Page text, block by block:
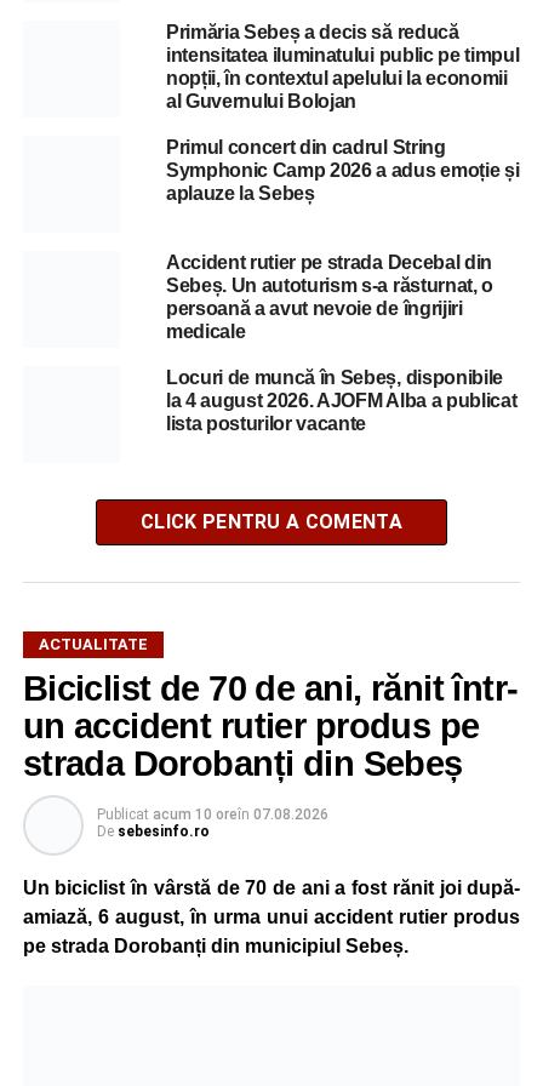
Primăria Sebeș a decis să reducă
intensitatea iluminatului public pe timpul
nopții, în contextul apelului la economii
al Guvernului Bolojan
Primul concert din cadrul String
Symphonic Camp 2026 a adus emoție și
aplauze la Sebeș
Accident rutier pe strada Decebal din
Sebeș. Un autoturism s-a răsturnat, o
persoană a avut nevoie de îngrijiri
medicale
Locuri de muncă în Sebeș, disponibile
la 4 august 2026. AJOFM Alba a publicat
lista posturilor vacante
CLICK PENTRU A COMENTA
ACTUALITATE
Biciclist de 70 de ani, rănit într-
un accident rutier produs pe
strada Dorobanți din Sebeș
Publicat acum 10 oreîn 07.08.2026
De sebesinfo.ro
Un biciclist în vârstă de 70 de ani a fost rănit joi după-
amiază, 6 august, în urma unui accident rutier produs
pe strada Dorobanți din municipiul Sebeș.